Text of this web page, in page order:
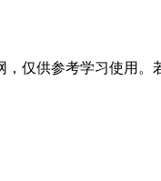
，仅供参考学习使用。